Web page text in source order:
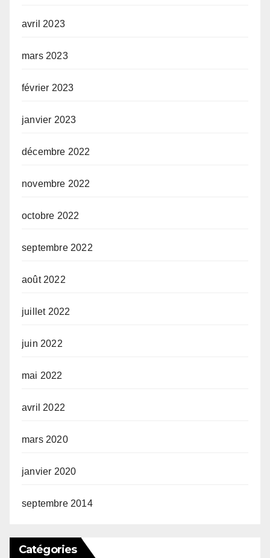
avril 2023
mars 2023
février 2023
janvier 2023
décembre 2022
novembre 2022
octobre 2022
septembre 2022
août 2022
juillet 2022
juin 2022
mai 2022
avril 2022
mars 2020
janvier 2020
septembre 2014
Catégories